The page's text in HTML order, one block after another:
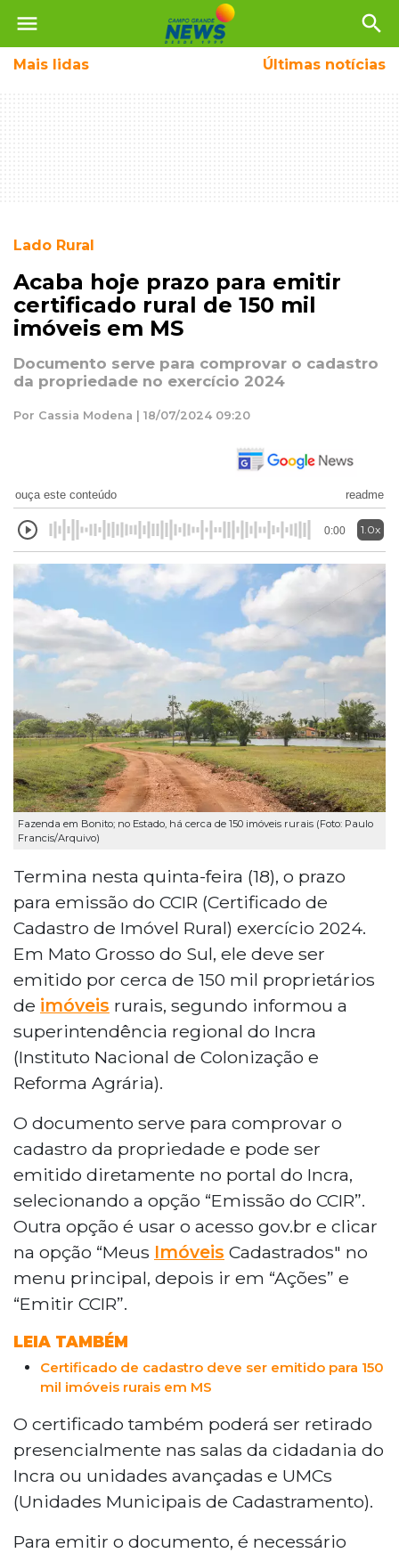
menu search
Mais lidas Últimas notícias
Lado Rural
Acaba hoje prazo para emitir
certificado rural de 150 mil
imóveis em MS
Documento serve para comprovar o cadastro
da propriedade no exercício 2024
Por Cassia Modena | 18/07/2024 09:20
ouça este conteúdo readme
0:00 1.0x
Fazenda em Bonito; no Estado, há cerca de 150 imóveis rurais (Foto: Paulo
Francis/Arquivo)
Termina nesta quinta-feira (18), o prazo
para emissão do CCIR (Certificado de
Cadastro de Imóvel Rural) exercício 2024.
Em Mato Grosso do Sul, ele deve ser
emitido por cerca de 150 mil proprietários
de imóveis rurais, segundo informou a
superintendência regional do Incra
(Instituto Nacional de Colonização e
Reforma Agrária).
O documento serve para comprovar o
cadastro da propriedade e pode ser
emitido diretamente no portal do Incra,
selecionando a opção “Emissão do CCIR”.
Outra opção é usar o acesso gov.br e clicar
na opção “Meus Imóveis Cadastrados" no
menu principal, depois ir em “Ações” e
“Emitir CCIR”.
LEIA TAMBÉM
Certificado de cadastro deve ser emitido para 150
mil imóveis rurais em MS
O certificado também poderá ser retirado
presencialmente nas salas da cidadania do
Incra ou unidades avançadas e UMCs
(Unidades Municipais de Cadastramento).
Para emitir o documento, é necessário